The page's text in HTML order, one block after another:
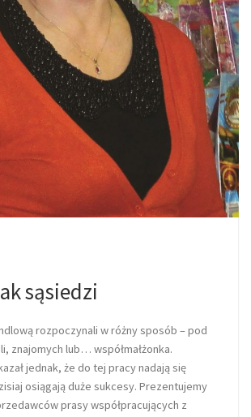
sąsiedzi
rozpoczynali w różny sposób – pod
znajomych lub… współmałżonka.
jednak, że do tej pracy nadają się
osiągają duże sukcesy. Prezentujemy
prasy współpracujących z